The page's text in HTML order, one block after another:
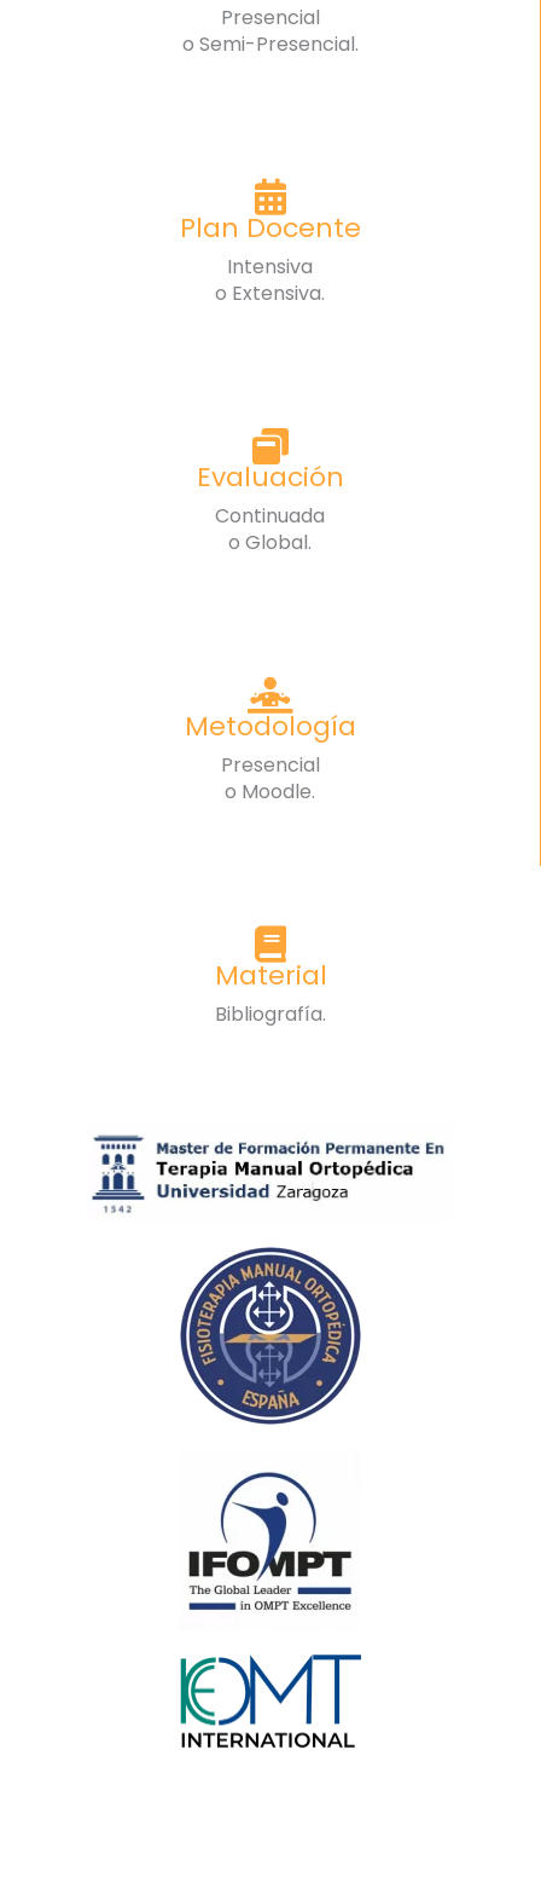
Presencial
o Semi-Presencial.
Plan Docente
Intensiva
o Extensiva.
Evaluación
Continuada
o Global.
Metodología
Presencial
o Moodle.
Material
Bibliografía.